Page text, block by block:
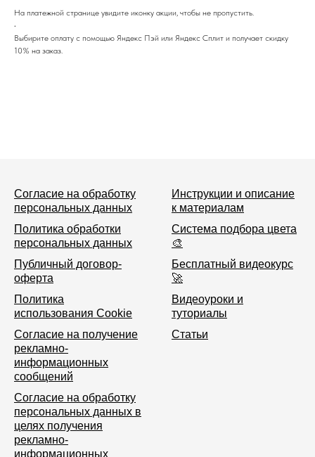
На платежной странице увидите иконку акции, чтобы не пропустить.
•
Выбирите оплату с помощью Яндекс Пэй или Яндекс Сплит и получает скидку
10% на заказ.
Согласие на обработку
персональных данных
Политика обработки
персональных данных
Публичный договор-
оферта
Политика
использования Cookie
Согласие на получение
рекламно-
информационных
сообщений
Согласие на обработку
персональных данных в
целях получения
рекламно-
информационных
Инструкции и описание
к материалам
Система подбора цвета
🎨
Бесплатный видеокурс
🚀
Видеоуроки и
туториалы
Статьи